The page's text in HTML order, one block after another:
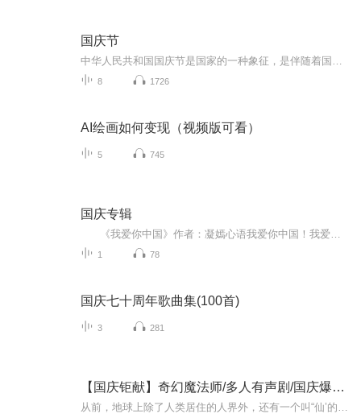
国庆节
8 1726
AI绘画如何变现（视频版可看）
5 745
国庆专辑
1 78
国庆七十周年歌曲集(100首)
3 281
【国庆钜献】奇幻魔法师/多人有声剧/国庆爆更七天乐